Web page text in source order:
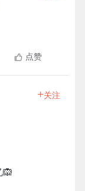
点赞
+关注
🙉